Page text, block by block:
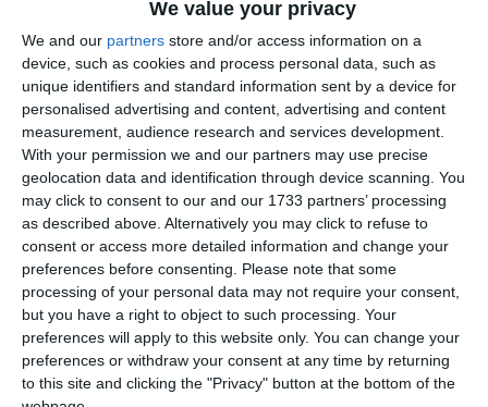
We value your privacy
We and our partners store and/or access information on a
device, such as cookies and process personal data, such as
unique identifiers and standard information sent by a device for
personalised advertising and content, advertising and content
measurement, audience research and services development.
With your permission we and our partners may use precise
geolocation data and identification through device scanning. You
may click to consent to our and our 1733 partners’ processing
as described above. Alternatively you may click to refuse to
consent or access more detailed information and change your
preferences before consenting.
Please note that some
processing of your personal data may not require your consent,
but you have a right to object to such processing. Your
preferences will apply to this website only. You can change your
preferences or withdraw your consent at any time by returning
to this site and clicking the "Privacy" button at the bottom of the
Dat fiind statutul său de profesionist, aceasta cunoștea perfect
normele legale și riscurile uriașe la care expunea zona prin crearea
unui depozit clandestin de materii explozive, fără nicio autorizație
de securitate. Fapta a atras incriminarea conform Legii 126/1995, în
deplină concordanță cu deciziile recente ale Curții Constituționale
(Decizia nr. 83/2024).
Interdicție de a mai profesa ca pirotehnist și muncă în
folosul comunității
Pe lângă pedeapsa cu închisoarea suspendată, judecătorii au aplicat
o serie de măsuri severe pentru a se asigura că femeia nu va mai
repeta fapta:
Interdicția de a profesa:Instanța i-a interzis dreptul de a
mai exercita meseriile de artificier și pirotehnist (grupa
COR 7542) pe o perioadă de 2 ani de la rămânerea definitivă